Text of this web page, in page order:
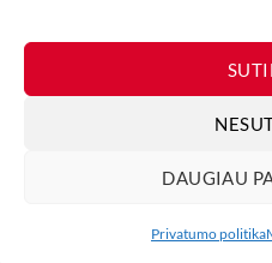
DAUGIAU
Privatumo politika
MŪSŲ PARDUOTUVĖS
UAB